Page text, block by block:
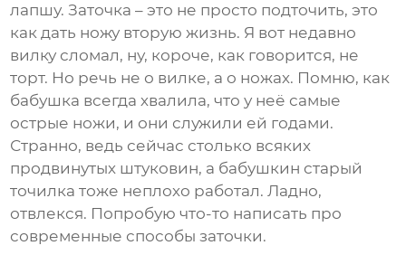
лапшу. Заточка – это не просто подточить, это
как дать ножу вторую жизнь. Я вот недавно
вилку сломал, ну, короче, как говорится, не
торт. Но речь не о вилке, а о ножах. Помню, как
бабушка всегда хвалила, что у неё самые
острые ножи, и они служили ей годами.
Странно, ведь сейчас столько всяких
продвинутых штуковин, а бабушкин старый
точилка тоже неплохо работал. Ладно,
отвлекся. Попробую что-то написать про
современные способы заточки.